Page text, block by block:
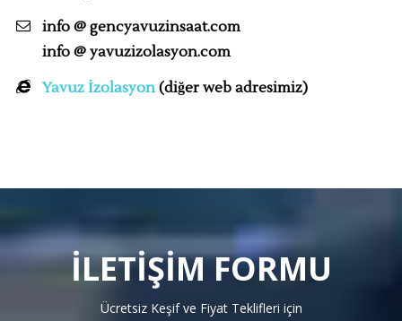
info @ gencyavuzinsaat.com
info @ yavuzizolasyon.com
Yavuz İzolasyon (diğer web adresimiz)
İLETİŞİM FORMU
Ücretsiz Keşif ve Fiyat Teklifleri için